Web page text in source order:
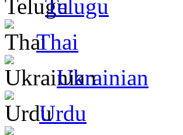
Telugu
Thai
Ukrainian
Urdu